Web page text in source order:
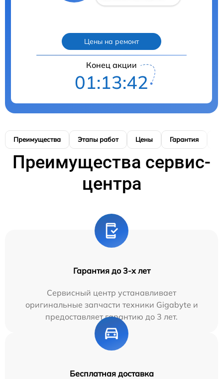
Цены на ремонт
Конец акции
01:13:41
Преимущества Этапы работ Цены Гарантия
Преимущества сервис-
центра
Гарантия до 3-х лет
Сервисный центр устанавливает
оригинальные запчасти техники Gigabyte и
предоставляет гарантию до 3 лет.
Бесплатная доставка